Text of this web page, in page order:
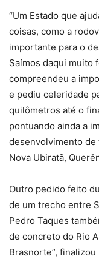
“Um Estado que
coisas, como a
importante para o
Saímos daqui muito
compreendeu a
e pediu celeridade
quilômetros até o
pontuando ainda a
desenvolvimento de
Nova Ubiratã,
Outro pedido feito
de um trecho entre
Pedro Taques
de concreto do Rio
Brasnorte”, finalizou